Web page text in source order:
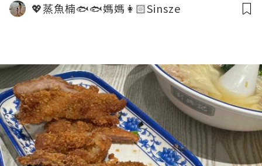
💖蒸魚楠🐟🐟媽媽👩🏻Sinsze